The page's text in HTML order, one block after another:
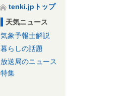
tenki.jpトップ
天気ニュース
気象予報士解説
暮らしの話題
放送局のニュース
特集